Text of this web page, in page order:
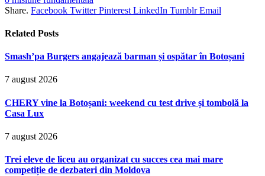
Share. Facebook Twitter Pinterest LinkedIn Tumblr Email
Related Posts
Smash’pa Burgers angajează barman și ospătar în Botoșani
7 august 2026
CHERY vine la Botoșani: weekend cu test drive și tombolă la
Casa Lux
7 august 2026
Trei eleve de liceu au organizat cu succes cea mai mare
competiție de dezbateri din Moldova